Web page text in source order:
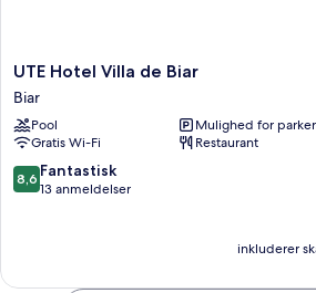
UTE
Hotel
Villa
de
Biar
Biar
UTE Hotel Villa de Biar
Biar
Pool
Mulighed for
Gratis Wi-Fi
Restaurant
8.6
ud
anmeldelser
8,6 Fantastisk
13 anmeldelser
inkluderer